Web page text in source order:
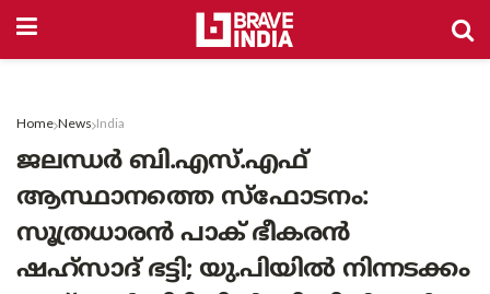
Home News India
ജലന്ധർ ബി.എസ്.എഫ്
ആസ്ഥാനത്തെ സ്ഫോടനം:
സൂത്രധാരൻ പാക് ഭീകരൻ
ഷഹ്സാദ് ഭട്ടി; യു.പിയിൽ നിന്നടക്കം